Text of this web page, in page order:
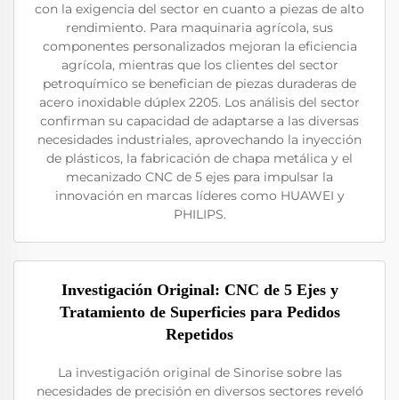
con la exigencia del sector en cuanto a piezas de alto
rendimiento. Para maquinaria agrícola, sus
componentes personalizados mejoran la eficiencia
agrícola, mientras que los clientes del sector
petroquímico se benefician de piezas duraderas de
acero inoxidable dúplex 2205. Los análisis del sector
confirman su capacidad de adaptarse a las diversas
necesidades industriales, aprovechando la inyección
de plásticos, la fabricación de chapa metálica y el
mecanizado CNC de 5 ejes para impulsar la
innovación en marcas líderes como HUAWEI y
PHILIPS.
Investigación Original: CNC de 5 Ejes y
Tratamiento de Superficies para Pedidos
Repetidos
La investigación original de Sinorise sobre las
necesidades de precisión en diversos sectores reveló